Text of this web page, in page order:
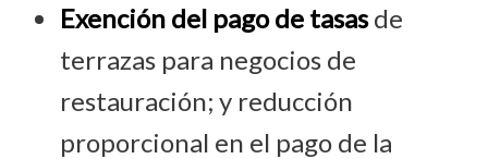
Exención del pago de tasasde
terrazas para negocios de
restauración; y reducción
proporcional en el pago de la